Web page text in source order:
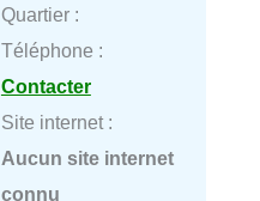
Quartier :
Téléphone :
Contacter
Site internet :
Aucun site internet
connu